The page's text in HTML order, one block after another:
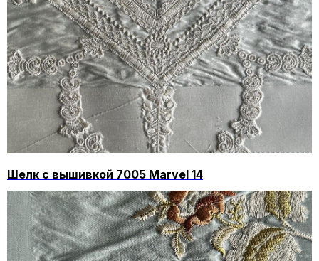
Шелк с вышивкой 7005 Marvel 14